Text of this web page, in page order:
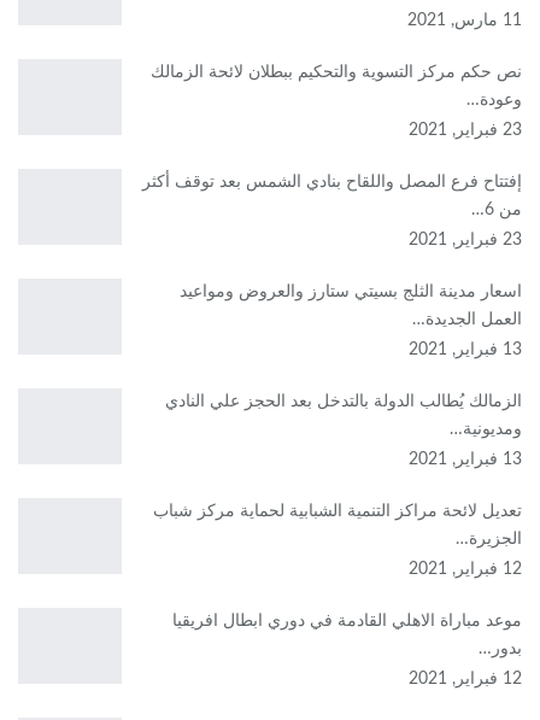
11 مارس, 2021
نص حكم مركز التسوية والتحكيم ببطلان لائحة الزمالك
وعودة…
23 فبراير, 2021
إفتتاح فرع المصل واللقاح بنادي الشمس بعد توقف أكثر
من 6…
23 فبراير, 2021
اسعار مدينة الثلج بسيتي ستارز والعروض ومواعيد
العمل الجديدة…
13 فبراير, 2021
الزمالك يُطالب الدولة بالتدخل بعد الحجز علي النادي
ومديونية…
13 فبراير, 2021
تعديل لائحة مراكز التنمية الشبابية لحماية مركز شباب
الجزيرة…
12 فبراير, 2021
موعد مباراة الاهلي القادمة في دوري ابطال افريقيا
بدور…
12 فبراير, 2021